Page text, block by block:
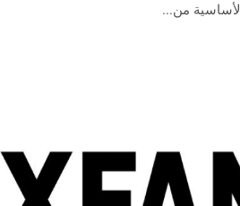
من...